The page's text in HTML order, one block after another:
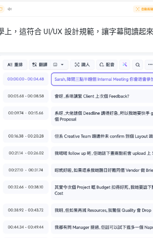
，這符合 UI/UX 設計規範，讓字幕閱讀起